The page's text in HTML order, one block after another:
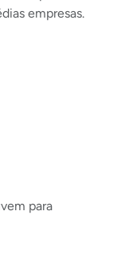
empresas.
para